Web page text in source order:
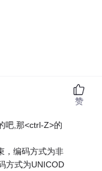
吧,那<ctrl-Z>的
，编码方式为非
方式为UNICOD
赞